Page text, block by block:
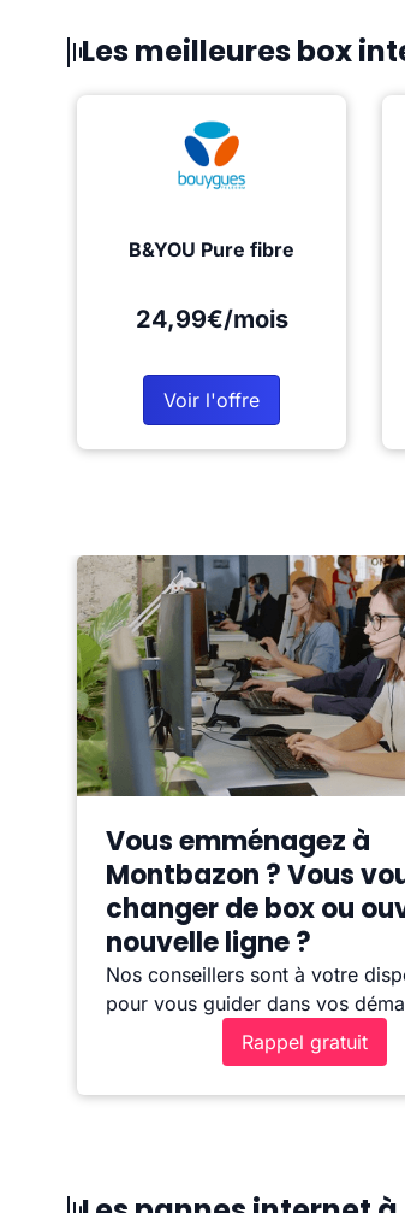
Les meilleures box
B&YOU Pure fibre
24,99€/mois
Voir l'offre
Vous emménagez à
Montbazon ? Vous
changer de box ou
nouvelle ligne ?
Nos conseillers sont à votre
pour vous guider dans vos
Rappel gratuit